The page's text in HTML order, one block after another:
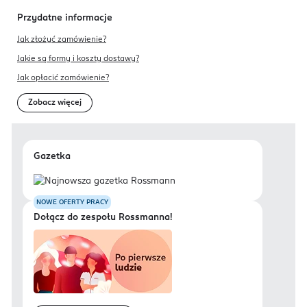
jakub.morek@danone.com
Kod EAN
5 900852 057403
Przydatne informacje
Jak złożyć zamówienie?
Jakie są formy i koszty dostawy?
Jak opłacić zamówienie?
Zobacz więcej
Gazetka
NOWE OFERTY PRACY
Dołącz do zespołu Rossmanna!